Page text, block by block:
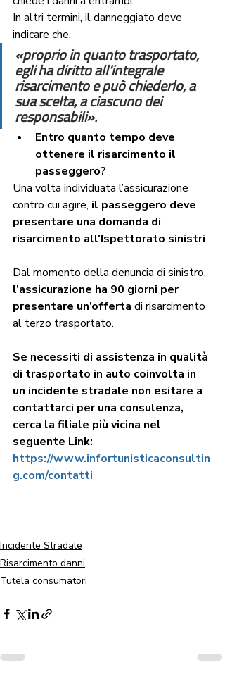
In altri termini, il danneggiato deve
indicare che,
«proprio in quanto trasportato,
egli ha diritto all'integrale
risarcimento e può chiederlo, a
sua scelta, a ciascuno dei
responsabili».
Entro quanto tempo deve
ottenere il risarcimento il
passeggero?
Una volta individuata l’assicurazione
contro cui agire, il passeggero deve
presentare una domanda di
risarcimento all'Ispettorato sinistri.
Dal momento della denuncia di sinistro,
l’assicurazione ha 90 giorni per
presentare un’offerta di risarcimento
al terzo trasportato.
Se necessiti di assistenza in qualità
di trasportato in auto coinvolta in
un incidente stradale non esitare a
contattarci per una consulenza,
cerca la filiale più vicina nel
seguente Link:
https://www.infortunisticaconsultin
g.com/contatti
Incidente Stradale
Risarcimento danni
Tutela consumatori